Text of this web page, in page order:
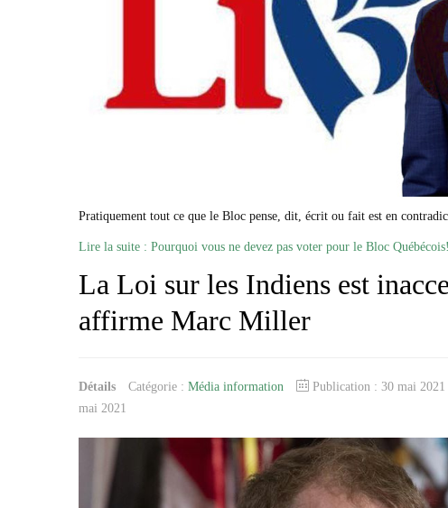
Pratiquement tout ce que le Bloc pense, dit, écrit ou fait est en
Lire la suite : Pourquoi vous ne devez pas voter pour le Bloc Québécois!
La Loi sur les Indiens est
affirme Marc Miller
Détails Catégorie : Média information Publication : 30 mai 2021
mai 2021